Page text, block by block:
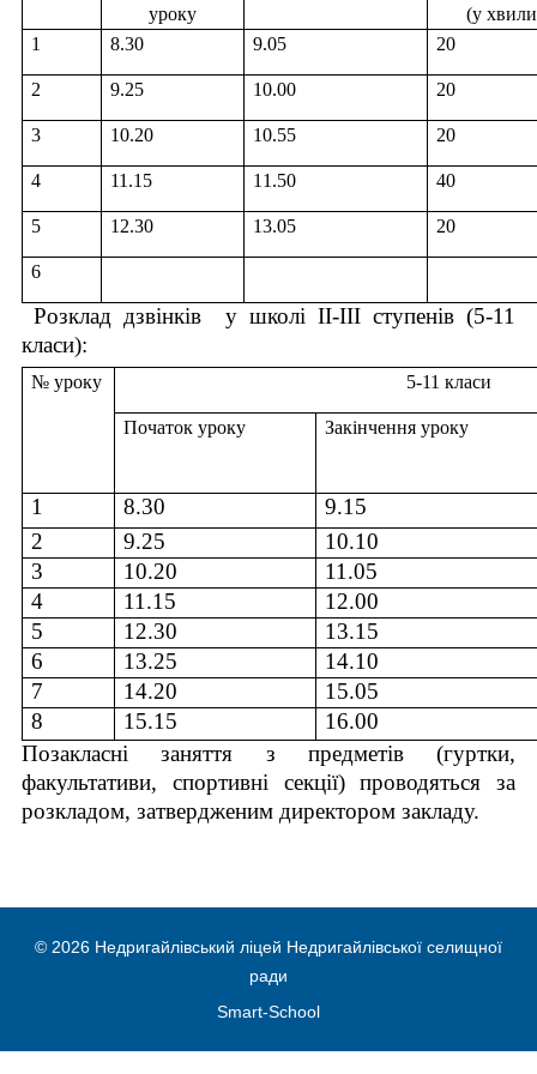
уроку
(у
1
8.30 9.05 20
2 9.25 10.00 20
3 10.20 10.55 20
4 11.1 5 1 1 .50 40
5 1 2.30 13.05 20
6
Розклад дзвінків у школі ІІ-ІІІ ступенів (5-11
класи):
№ уроку 5-11 класи
Початок уроку Закінчення уроку
1 8.30
9.15
2
9.25
10.10
3
10.20 11.05
4
11.1 5 12.00
5
12.30
13.15
6
13.25
14.10
7
14.20
15.05
8
15.15
16.00
Позакласні заняття з предметів (гуртки,
факультативи, спортивні секції) проводяться за
розкладом, затвердженим директором закладу.
© 2026 Недригайлівський ліцей Недригайлівської селищної
ради
Smart-School